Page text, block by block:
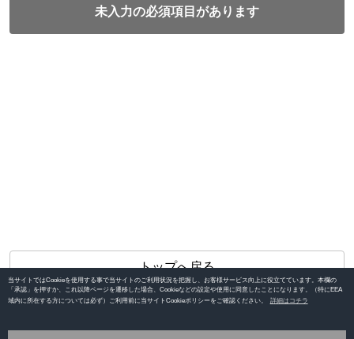
当サイトではCookieを使用する事で当サイトのご利用状況を把握し、お客様サービス向上に役立てています。本欄の
「承認」を押すか、これ以降ページを遷移した場合、Cookieなどの設定や使用に同意したことになります。（特にEEA
域内に所在する方については必ず）ご利用前に当サイトCookieポリシーをご確認ください。
詳細はコチラ
未入力の必須項目があります
トップへ戻る